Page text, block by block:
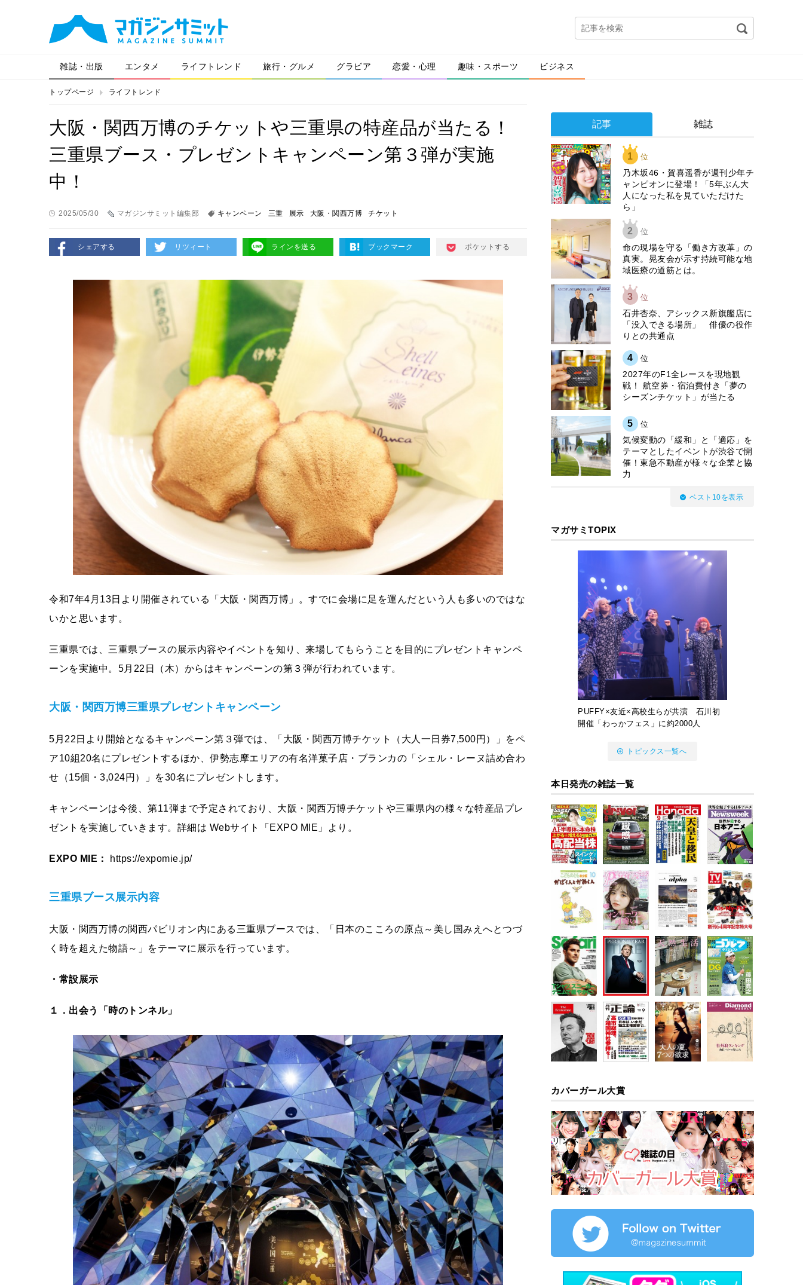
雑誌・出版 エンタメ ライフトレンド 旅行・グルメ グラビア 恋愛・心理 趣味・スポーツ ビジネス
トップページ ライフトレンド
大阪・関西万博のチケットや三重県の特産品が当たる！
三重県ブース・プレゼントキャンペーン第３弾が実施
中！
2025/05/30 マガジンサミット編集部 キャンペーン 三重 展示 大阪・関西万博 チケット
シェアする リツィート ラインを送る ブックマーク ポケットする
令和7年4月13日より開催されている「大阪・関西万博」。すでに会場に足を運んだという人も多いのではな
いかと思います。
三重県では、三重県ブースの展示内容やイベントを知り、来場してもらうことを目的にプレゼントキャンペ
ーンを実施中。5月22日（木）からはキャンペーンの第３弾が行われています。
大阪・関西万博三重県プレゼントキャンペーン
5月22日より開始となるキャンペーン第３弾では、「大阪・関西万博チケット（大人一日券7,500円）」をペ
ア10組20名にプレゼントするほか、伊勢志摩エリアの有名洋菓子店・ブランカの「シェル・レーヌ詰め合わ
せ（15個・3,024円）」を30名にプレゼントします。
キャンペーンは今後、第11弾まで予定されており、大阪・関西万博チケットや三重県内の様々な特産品プレ
ゼントを実施していきます。詳細は Webサイト「EXPO MIE」より。
EXPO MIE： https://expomie.jp/
三重県ブース展示内容
大阪・関西万博の関西パビリオン内にある三重県ブースでは、「日本のこころの原点～美し国みえへとつづ
く時を超えた物語～」をテーマに展示を行っています。
・常設展示
１．出会う「時のトンネル」
記事 雑誌
1 位
乃木坂46・賀喜遥香が週刊少年チ
ャンピオンに登場！「5年ぶん大
人になった私を見ていただけた
ら」
2 位
​命の現場を守る「働き方改革」の
真実。晃友会が示す持続可能な地
域医療の道筋とは。
3 位
石井杏奈、アシックス新旗艦店に
「没入できる場所」 俳優の役作
りとの共通点
4 位
2027年のF1全レースを現地観
戦！ 航空券・宿泊費付き「夢の
シーズンチケット」が当たる
5 位
気候変動の「緩和」と「適応」を
テーマとしたイベントが渋谷で開
催！東急不動産が様々な企業と協
力
ベスト10を表示
マガサミTOPIX
PUFFY×友近×高校生らが共演 石川初
開催「わっかフェス」に約2000人
トピックス一覧へ
本日発売の雑誌一覧
カバーガール大賞